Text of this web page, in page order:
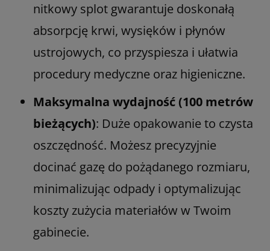
nitkowy splot gwarantuje doskonałą
absorpcję krwi, wysięków i płynów
ustrojowych, co przyspiesza i ułatwia
procedury medyczne oraz higieniczne.
Maksymalna wydajność (100 metrów
bieżących): Duże opakowanie to czysta
oszczędność. Możesz precyzyjnie
docinać gazę do pożądanego rozmiaru,
minimalizując odpady i optymalizując
koszty zużycia materiałów w Twoim
gabinecie.